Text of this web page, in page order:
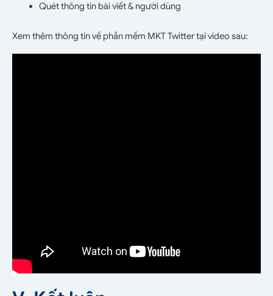
Quét thông tin bài viết & người dùng
Xem thêm thông tin về phần mềm MKT Twitter tại video sau: